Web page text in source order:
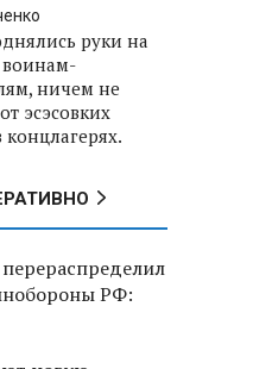
руки на
ничем не
эсэсовких
РФ: